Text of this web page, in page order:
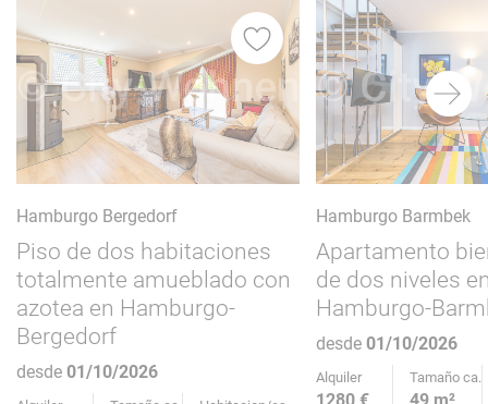
Hamburgo Bergedorf
Piso de dos habitaciones
totalmente amueblado con
azotea en Hamburgo-
Bergedorf
desde 01/10/2026
Hamburgo Barmbek
Apartamento
de dos niveles
Hamburgo-
desde 01/10/2026
Alquiler Tamaño ca.
Favoritos